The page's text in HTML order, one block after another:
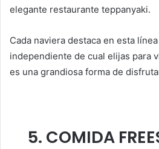
elegante restaurante teppanyaki.
Cada naviera destaca en esta
independiente de cual elijas para
es una grandiosa forma de
5. COMIDA